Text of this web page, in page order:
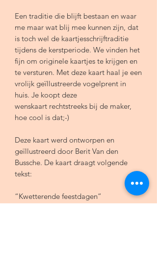
Een traditie die blijft bestaan en waar
me maar wat blij mee kunnen zijn, dat
is toch wel de kaartjesschrijftraditie
tijdens de kerstperiode. We vinden het
fijn om originele kaartjes te krijgen en
te versturen. Met deze kaart haal je een
vrolijk geïllustreerde vogelprent in
huis. Je koopt deze
wenskaart rechtstreeks bij de maker,
hoe cool is dat;-)
Deze kaart werd ontworpen en
geïllustreerd door Berit Van den
Bussche. De kaart draagt volgende
tekst:
“Kwetterende feestdagen”